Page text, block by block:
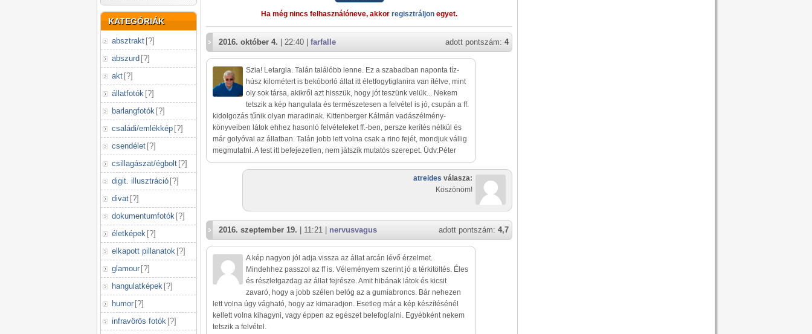
KATEGÓRIÁK
absztrakt [?]
abszurd [?]
akt [?]
állatfotók [?]
barlangfotók [?]
családi/emlékkép [?]
csendélet [?]
csillagászat/égbolt [?]
digit. illusztráció [?]
divat [?]
dokumentumfotók [?]
életképek [?]
elkapott pillanatok [?]
glamour [?]
hangulatképek [?]
humor [?]
infravörös fotók [?]
Ha még nincs felhasználóneve, akkor regisztráljon egyet.
adott pontszám: 4
2016. október 4. | 22:40 | farfalle
Szia! Letargia. Talán találóbb lenne. Ez a szabadban naponta tíz-
húsz kilométert is bekóborló állat itt életfogytiglanira van ítélve, mint
oly sok társa, akikről azt hisszük, hogy jót teszünk velük... Nekem
tetszik a kép hangulata és természetesen a felvétel is jó, csupán a ff.
kidolgozás tűnik olyan maradinak. Kittenberger Kálmán vadászélmény-
könyveiben látok ehhez hasonló felvételeket ff.-ben, persze kerítés nélkül és
már golyóval az állatban. Talán jobb lett volna csak a rino fejét, mondjuk vállig
megmutatni. A test itt befejezetlen, nem játszik mutatós szerepet. Üdv:Péter
atreides válasza:
Köszönöm!
adott pontszám: 4,7
2016. szeptember 19. | 11:21 | nervusvagus
A kép nagyon jól adja vissza az állat arcán lévő érzelmet.
Mindehhez passzol az ff is. Véleményem szerint jó a térkitöltés. Éles
és részletgazdag az állat fejrésze. Amit hibának látok és kicsit
zavaró, hogy a jobb szélen belóg az a gumiabroncs. Bár nehezen
lett volna úgy vágható, hogy az kimaradjon. Esetleg már a kép készítésénél
kellett volna kihagyni, vagy éppen az egészet belefoglalni. Egyébként nekem
tetszik a felvétel.